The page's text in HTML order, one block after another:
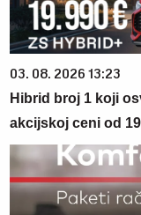
03. 08. 2026 13:23
Hibrid broj 1 koji
akcijskoj ceni od